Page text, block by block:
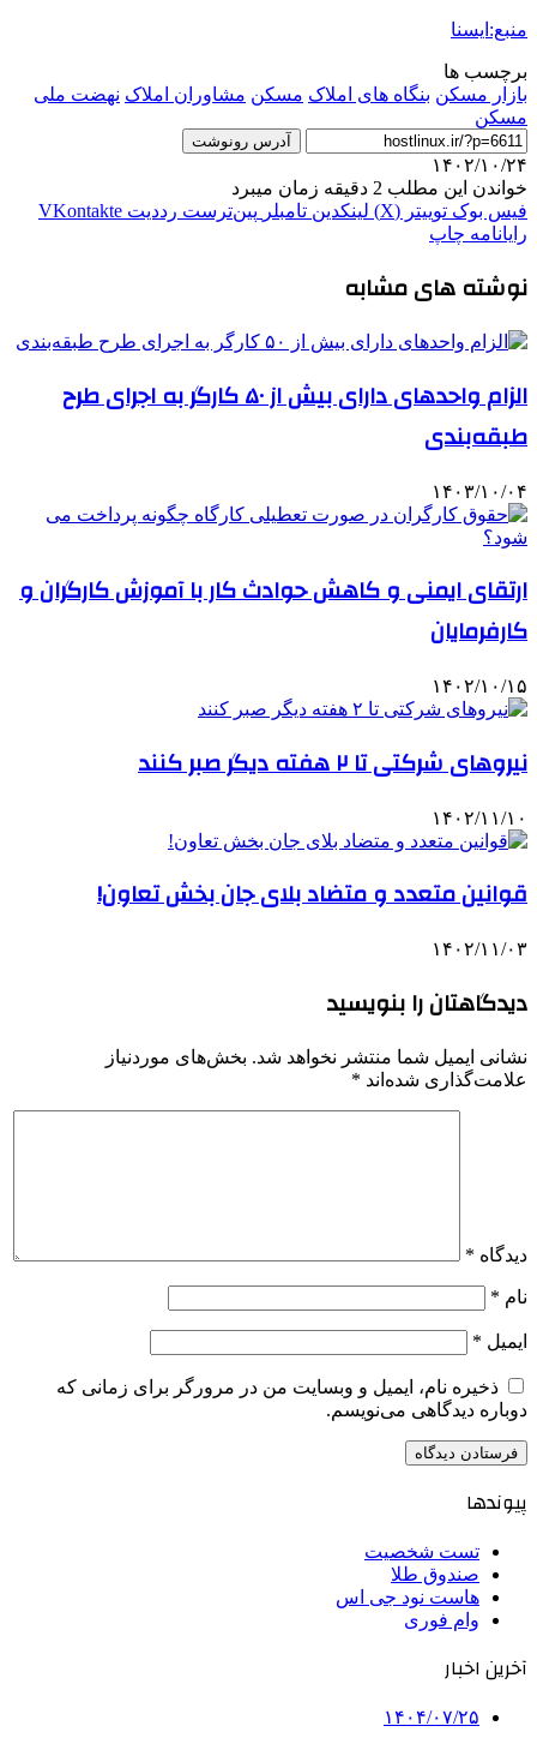
منبع:ایسنا
برچسب ها
بازار مسکن بنگاه های املاک مسكن مشاوران املاک نهضت ملی
مسکن
آدرس رونوشت
۱۴۰۲/۱۰/۲۴
خواندن این مطلب 2 دقیقه زمان میبرد
فیس بوک توییتر (X) لینکدین ‫تامبلر ‫پین‌ترست ‫رددیت ‫VKontakte
رایانامه چاپ
نوشته های مشابه
الزام واحدهای دارای بیش از ۵۰ کارگر به اجرای طرح
طبقه‌بندی
۱۴۰۳/۱۰/۰۴
ارتقای ایمنی و کاهش حوادث کار با آموزش کارگران و
کارفرمایان
۱۴۰۲/۱۰/۱۵
نیروهای شرکتی تا ۲ هفته دیگر صبر کنند
۱۴۰۲/۱۱/۱۰
قوانین متعدد و متضاد بلای جان بخش تعاون!
۱۴۰۲/۱۱/۰۳
دیدگاهتان را بنویسید
نشانی ایمیل شما منتشر نخواهد شد. بخش‌های موردنیاز
علامت‌گذاری شده‌اند *
دیدگاه *
نام *
ایمیل *
ذخیره نام، ایمیل و وبسایت من در مرورگر برای زمانی که
دوباره دیدگاهی می‌نویسم.
پیوندها
تست شخصیت
صندوق طلا
هاست نود جی اس
وام فوری
آخرین اخبار
۱۴۰۴/۰۷/۲۵